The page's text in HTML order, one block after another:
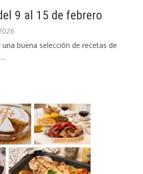
9 al 15 de febrero
una buena selección de recetas de